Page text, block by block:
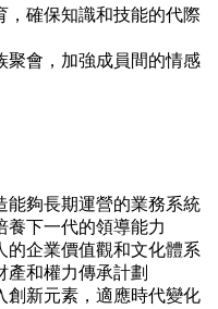
，確保知識和技能的代際
聚會，加強成員間的情感
能夠長期運營的業務系統
養下一代的領導能力
的企業價值觀和文化體系
產和權力傳承計劃
創新元素，適應時代變化